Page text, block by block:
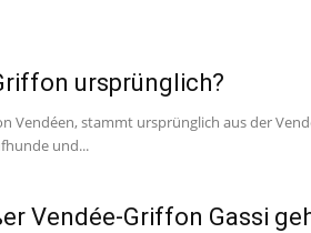
ursprünglich?
Vendéen, stammt ursprünglich aus der
und...
Vendée-Griffon Gassi